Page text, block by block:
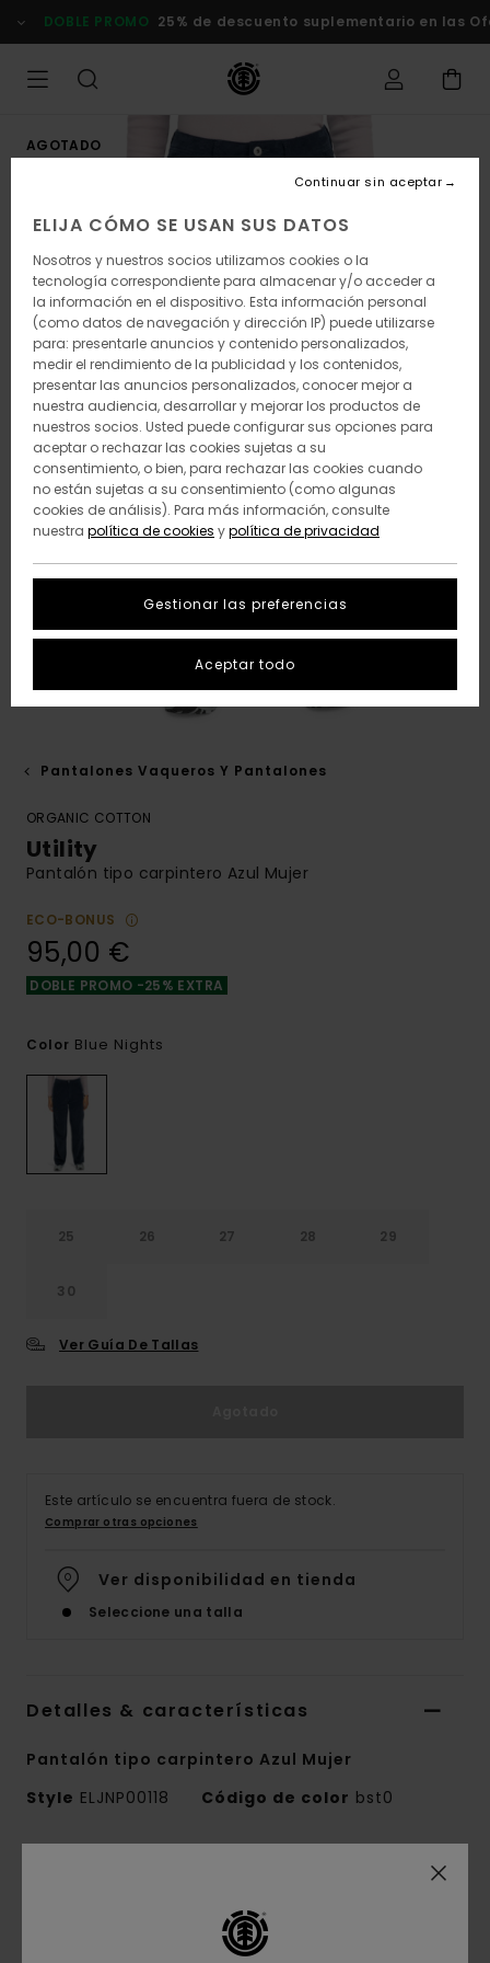
la
DOBLE PROMO 25% de descuento suplementario en las
AGOTADO
Pantalones Vaqueros Y Pantalones
ORGANIC COTTON
Utility
Pantalón tipo carpintero Azul Mujer
ECO-BONUS
95,00 €
DOBLE PROMO -25% EXTRA
Color Blue Nights
25 26 27 28 29
30
Ver Guía De Tallas
Este artículo se encuentra fuera de stock.
Comprar otras opciones
Ver disponibilidad en tienda
Seleccione una talla
Detalles & características
Pantalón tipo carpintero Azul Mujer
Style ELJNP00118 Código de color bst0
colección Mainline
pana, mezcla de 70% algodón regular
ELIJA CÓMO SE USAN SUS DATOS
Nosotros y nuestros socios utilizamos cookies o la
tecnología correspondiente para almacenar y/o acceder a
la información en el dispositivo. Esta información personal
(como datos de navegación y dirección IP) puede utilizarse
para: presentarle anuncios y contenido personalizados,
medir el rendimiento de la publicidad y los contenidos,
presentar las anuncios personalizados, conocer mejor a
nuestra audiencia, desarrollar y mejorar los productos de
nuestros socios. Usted puede configurar sus opciones para
aceptar o rechazar las cookies sujetas a su
consentimiento, o bien, para rechazar las cookies cuando
no están sujetas a su consentimiento (como algunas
cookies de análisis). Para más información, consulte
nuestra política de cookies ypolítica de privacidad
Gestionar las preferencias
Continuar sin aceptar
Aceptar todo